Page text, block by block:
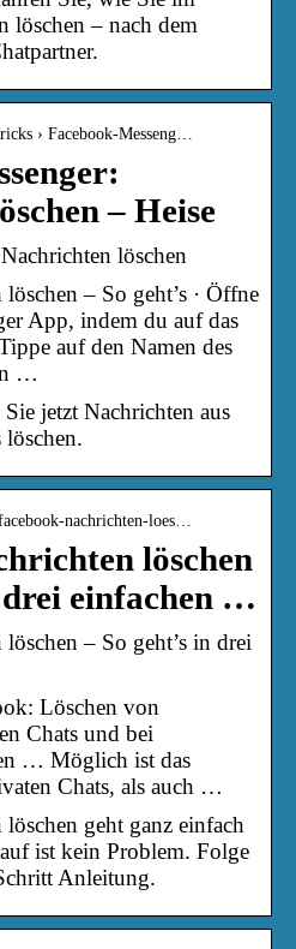
löschen – nach dem
› Facebook-Messeng…
– Heise
löschen
– So geht’s · Öffne
App, indem du auf das
auf den Namen des
…
jetzt Nachrichten aus
löschen.
nachrichten-loes…
löschen
drei einfachen …
– So geht’s in drei
Löschen von
Chats und bei
… Möglich ist das
Chats, als auch …
geht ganz einfach
ist kein Problem. Folge
Anleitung.